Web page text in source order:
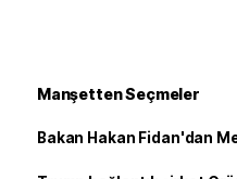
Manşetten Seçmeler
Bakan Hakan Fidan'dan